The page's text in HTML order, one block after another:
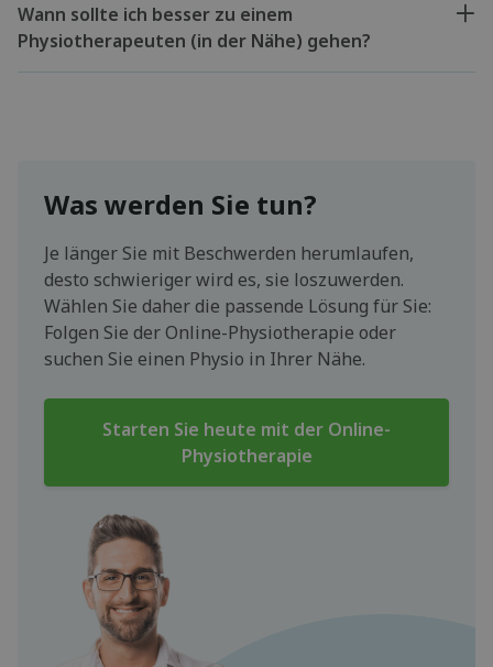
Wann sollte ich besser zu einem
Physiotherapeuten (in der Nähe) gehen?
Was werden Sie tun?
Je länger Sie mit Beschwerden herumlaufen,
desto schwieriger wird es, sie loszuwerden.
Wählen Sie daher die passende Lösung für Sie:
Folgen Sie der Online-Physiotherapie oder
suchen Sie einen Physio in Ihrer Nähe.
Starten Sie heute mit der Online-
Physiotherapie